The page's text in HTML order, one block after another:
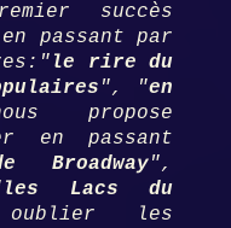
succès
passant par
le rire du
", "en
propose
en passant
",
les Lacs du
les